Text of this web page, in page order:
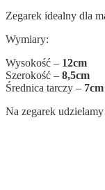
Zegarek idealny dla
Wymiary:
Wysokość – 12cm
Szerokość – 8,5cm
Średnica tarczy – 7cm
Na zegarek udzielamy